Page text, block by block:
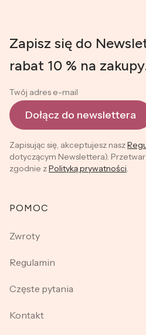
Zapisz się do
rabat 10 % na
Twój adres e-mail
Dołącz do newslettera
Zapisując się, akceptujesz nasz
dotyczącym Newslettera).
zgodnie zPolityką prywatności.
Linki w stopce
POMOC
Zwroty
Regulamin
Częste pytania
Kontakt